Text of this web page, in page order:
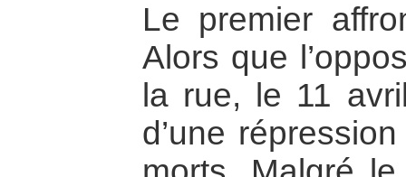
Le premier
Alors que
la rue, le 11
d’une